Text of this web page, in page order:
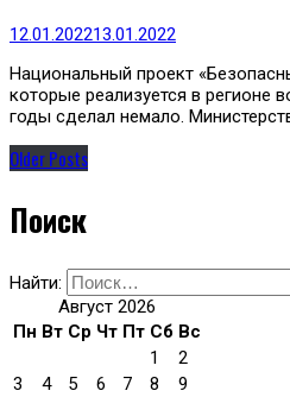
12.01.202213.01.2022
Национальный проект
которые реализуется в регионе
годы сделал немало.
Older Posts
Поиск
Найти:
Август 2026
Пн Вт Ср Чт Пт Сб Вс
1
2
3
4 5 6 7 8
9